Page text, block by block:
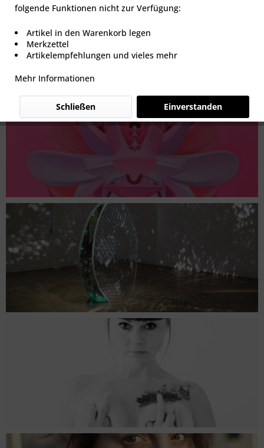
folgende Funktionen nicht zur Verfügung:
Artikel in den Warenkorb legen
Merkzettel
Artikelempfehlungen und vieles mehr
Mehr Informationen
Einverstanden
Schließen